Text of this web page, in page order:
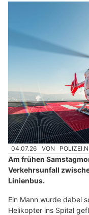
04.07.26 VON
Am frühen
Verkehrsunfall
Linienbus.
Ein Mann wurde dabei
Helikopter ins Spital